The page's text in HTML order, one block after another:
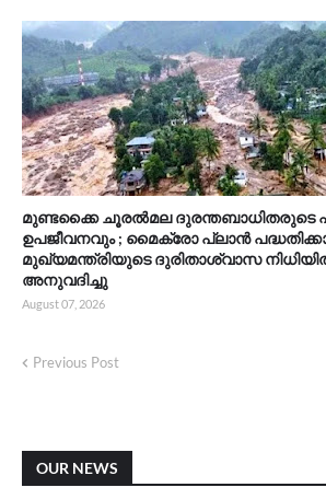
മുണ്ടക്കൈ ചൂരൽമല ദുരന്തബാധിതരുടെ
ഉപജീവനവും ; മൈക്രോ പ്ലാൻ
മുഖ്യമന്ത്രിയുടെ ദുരിതാശ്വാസ
അനുവദിച്ചു
August 07, 2026
Previous Post
OUR NEWS